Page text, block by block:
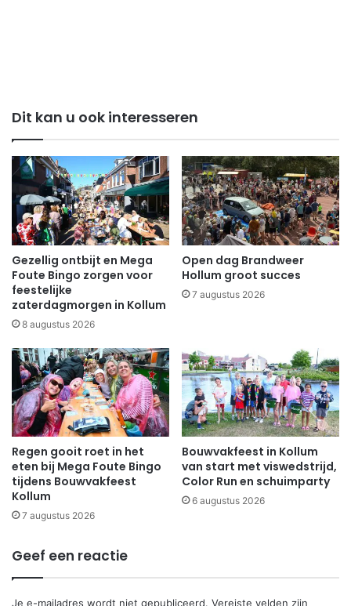
Dit kan u ook interesseren
Gezellig ontbijt en Mega
Foute Bingo zorgen voor
feestelijke
zaterdagmorgen in Kollum
8 augustus 2026
Open dag Brandweer
Hollum groot succes
7 augustus 2026
Regen gooit roet in het
eten bij Mega Foute Bingo
tijdens Bouwvakfeest
Kollum
7 augustus 2026
Bouwvakfeest in Kollum
van start met viswedstrijd,
Color Run en schuimparty
6 augustus 2026
Geef een reactie
Je e-mailadres wordt niet gepubliceerd. Vereiste velden zijn